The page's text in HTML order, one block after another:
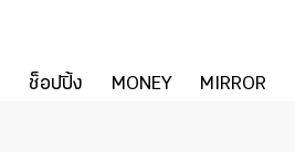
ช็อปปิ้ง MONEY MIRROR